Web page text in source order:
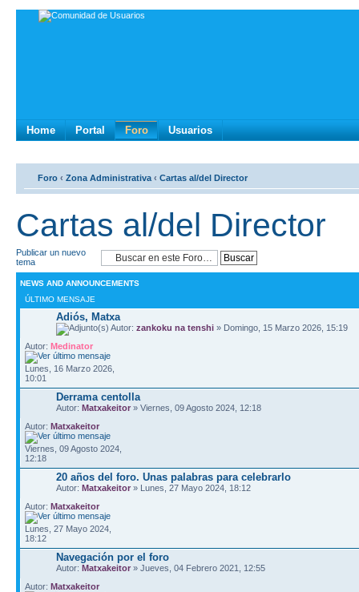
Home Portal Foro Usuarios
Foro ‹ Zona Administrativa ‹ Cartas al/del Director
Cartas al/del Director
Publicar un nuevo
tema
NEWS AND ANNOUNCEMENTS
ÚLTIMO MENSAJE
Adiós, Matxa
Autor: zankoku na tenshi » Domingo, 15 Marzo 2026, 15:19
Autor: Medinator
Lunes, 16 Marzo 2026,
10:01
Derrama centolla
Autor: Matxakeitor » Viernes, 09 Agosto 2024, 12:18
Autor: Matxakeitor
Viernes, 09 Agosto 2024,
12:18
20 años del foro. Unas palabras para celebrarlo
Autor: Matxakeitor » Lunes, 27 Mayo 2024, 18:12
Autor: Matxakeitor
Lunes, 27 Mayo 2024,
18:12
Navegación por el foro
Autor: Matxakeitor » Jueves, 04 Febrero 2021, 12:55
Autor: Matxakeitor